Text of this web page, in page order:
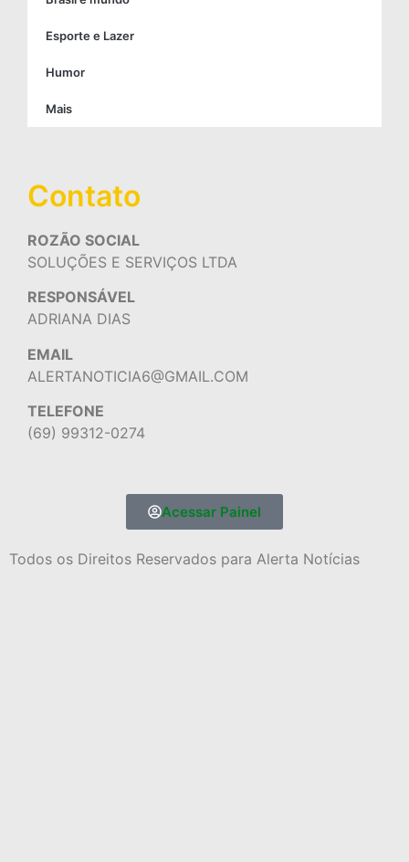
Esporte e Lazer
Humor
Mais
Contato
ROZÃO SOCIAL
SOLUÇÕES E SERVIÇOS LTDA
RESPONSÁVEL
ADRIANA DIAS
EMAIL
ALERTANOTICIA6@GMAIL.COM
TELEFONE
(69) 99312-0274
Acessar Painel
Todos os Direitos Reservados para Alerta Notícias